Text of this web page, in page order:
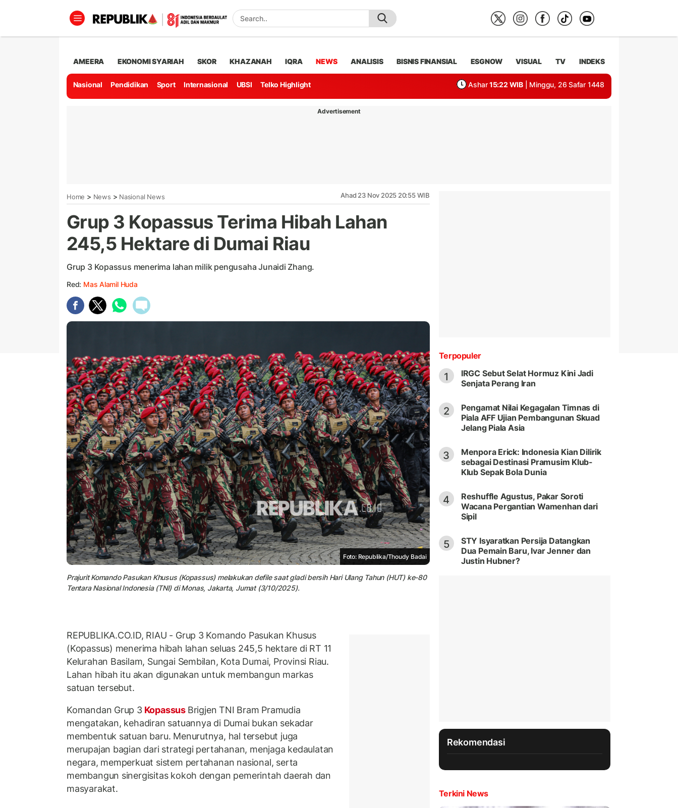
AMEERA EKONOMI SYARIAH SKOR KHAZANAH IQRA NEWS ANALISIS BISNIS FINANSIAL ESGNOW VISUAL TV INDEKS
Nasional Pendidikan Sport Internasional UBSI Telko Highlight Ashar 15:22 WIB | Minggu, 26 Safar 1448
Advertisement
Home > News > Nasional News Ahad 23 Nov 2025 20:55 WIB
Grup 3 Kopassus Terima Hibah Lahan
245,5 Hektare di Dumai Riau
Grup 3 Kopassus menerima lahan milik pengusaha Junaidi Zhang.
Red: Mas Alamil Huda
Foto: Republika/Thoudy Badai
Prajurit Komando Pasukan Khusus (Kopassus) melakukan defile saat gladi bersih Hari Ulang Tahun (HUT) ke-80
Tentara Nasional Indonesia (TNI) di Monas, Jakarta, Jumat (3/10/2025).
REPUBLIKA.CO.ID, RIAU - Grup 3 Komando Pasukan Khusus
(Kopassus) menerima hibah lahan seluas 245,5 hektare di RT 11
Kelurahan Basilam, Sungai Sembilan, Kota Dumai, Provinsi Riau.
Lahan hibah itu akan digunakan untuk membangun markas
satuan tersebut.
Komandan Grup 3Kopassus Brigjen TNI Bram Pramudia
mengatakan, kehadiran satuannya di Dumai bukan sekadar
membentuk satuan baru. Menurutnya, hal tersebut juga
merupajan bagian dari strategi pertahanan, menjaga kedaulatan
negara, memperkuat sistem pertahanan nasional, serta
membangun sinergisitas kokoh dengan pemerintah daerah dan
masyarakat.
Terpopuler
1
IRGC Sebut Selat Hormuz Kini Jadi
Senjata Perang Iran
2
Pengamat Nilai Kegagalan Timnas di
Piala AFF Ujian Pembangunan Skuad
Jelang Piala Asia
3
Menpora Erick: Indonesia Kian Dilirik
sebagai Destinasi Pramusim Klub-
Klub Sepak Bola Dunia
4
Reshuffle Agustus, Pakar Soroti
Wacana Pergantian Wamenhan dari
Sipil
5
STY Isyaratkan Persija Datangkan
Dua Pemain Baru, Ivar Jenner dan
Justin Hubner?
Rekomendasi
Terkini News